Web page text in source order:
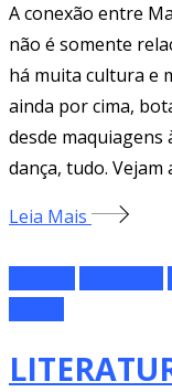
A conexão entre
não é somente
há muita cultura e
ainda por cima,
desde maquiagens
dança, tudo.
Leia Mais